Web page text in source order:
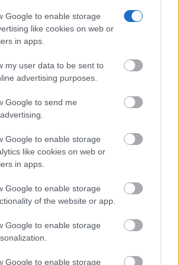
Google to enable storage
like cookies on web or
in apps.
my user data to be sent to
advertising purposes.
Google to send me
Google to enable storage
like cookies on web or
in apps.
Google to enable storage
of the website or app.
Google to enable storage
Google to enable storage
La Mancha refuerza la sanidad por
eclipse solar ante la...
08/2026
La Mancha refuerza la protección
carnaval con cinco declaraciones
08/2026